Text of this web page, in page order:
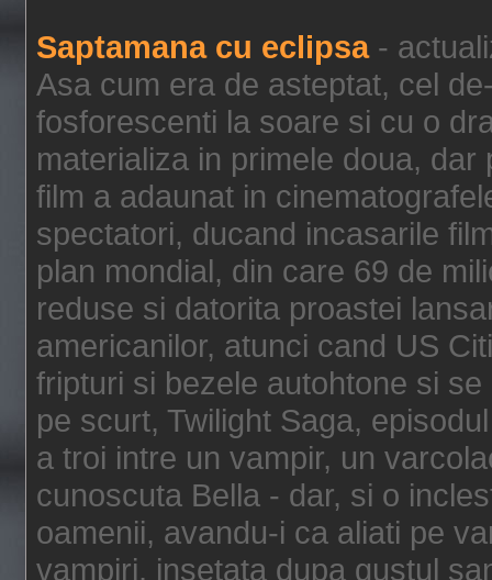
Saptamana cu eclipsa-
Asa cum era de asteptat, cel
fosforescenti la soare si cu o
materializa in primele doua,
film a adaunat in
spectatori, ducand incasarile
plan mondial, din care 69 de
reduse si datorita proastei
americanilor, atunci cand US
fripturi si bezele autohtone si
pe scurt, Twilight Saga,
a troi intre un vampir, un
cunoscuta Bella - dar, si o
oamenii, avandu-i ca aliati pe
vampiri, insetata dupa gustul